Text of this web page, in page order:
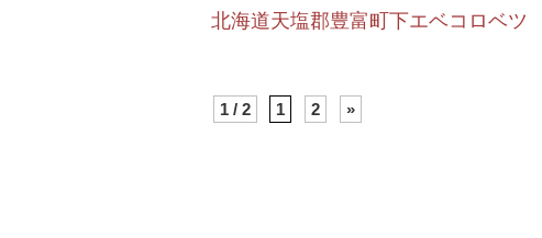
北海道天塩郡豊富町下エベコロベツ
1 / 2 1 2 »